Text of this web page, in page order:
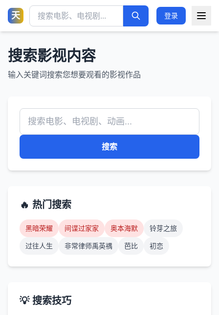
天 登录
搜索影视内容
输入关键词搜索您想要观看的影视作品
搜索
🔥 热门搜索
黑暗荣耀 间谍过家家 奥本海默 铃芽之旅
过往人生 非常律师禹英禑 芭比 初恋
💡 搜索技巧